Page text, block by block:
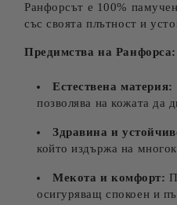
Ранфорсът е 100%
със своята плътност и
Предимства на Ранфорса:
Естествена материя:
позволява на кожата да
Здравина и
който издържа на
Мекота и комфорт:
осигуряващ спокоен и